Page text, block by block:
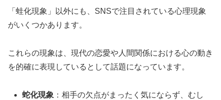
「蛙化現象」以外にも、SNSで注目されている心理現象
がいくつかあります。
これらの現象は、現代の恋愛や人間関係における心の動き
を的確に表現しているとして話題になっています。
蛇化現象 ：相手の欠点がまったく気にならず、むし